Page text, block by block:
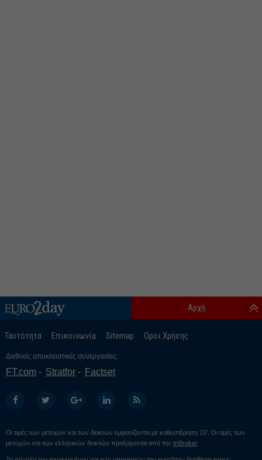
Ταυτότητα Επικοινωνία Sitemap Οροι Χρήσης
Αρχή
Διεθνείς αποκλειστικές συνεργασίες:
FT.com Stratfor Factset
Οι τιμές των μετοχών και των δεικτών εμφανίζονται με καθυστέρηση 15’. Οι τιμές των
μετοχών και των ελληνικών δεικτών προέρχονται από την InBroker